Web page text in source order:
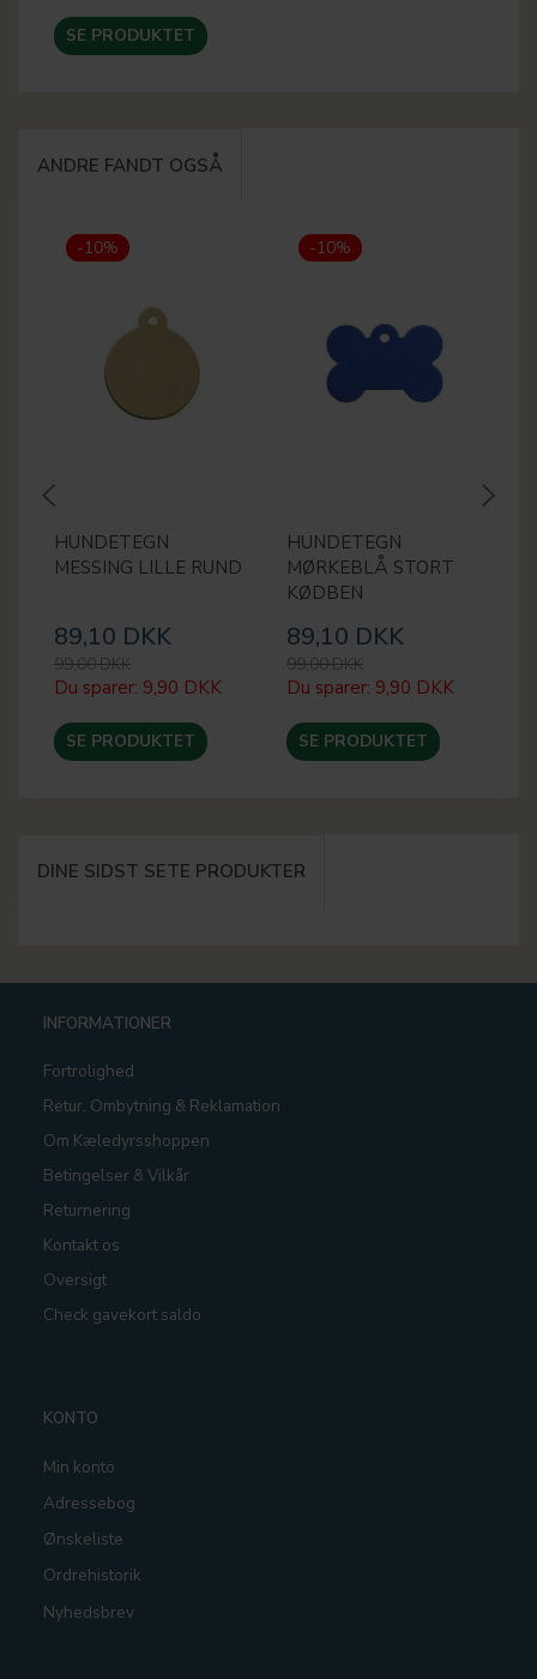
SE PRODUKTET
ANDRE FANDT OGSÅ
-10%
HUNDETEGN
MESSING LILLE RUND
89,10 DKK
99,00 DKK
Du sparer: 9,90 DKK
SE PRODUKTET
-10%
HUNDETEGN
MØRKEBLÅ STORT
KØDBEN
89,10 DKK
99,00 DKK
Du sparer: 9,90 DKK
SE PRODUKTET
DINE SIDST SETE PRODUKTER
INFORMATIONER
Fortrolighed
Retur, Ombytning & Reklamation
Om Kæledyrsshoppen
Betingelser & Vilkår
Returnering
Kontakt os
Oversigt
Check gavekort saldo
KONTO
Min konto
Adressebog
Ønskeliste
Ordrehistorik
Nyhedsbrev